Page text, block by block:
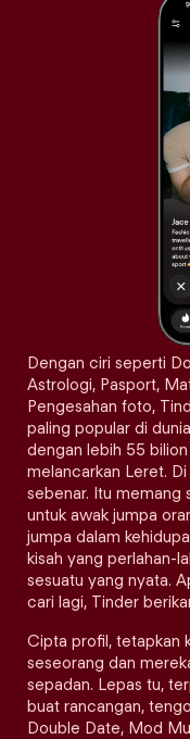
Dengan ciri seperti
Astrologi, Pasport,
Pengesahan foto,
paling popular di
dengan lebih 55
melancarkan Leret.
sebenar. Itu memang
untuk awak jumpa
jumpa dalam
kisah yang perlahan-
sesuatu yang nyata.
cari lagi, Tinder
Cipta profil, tetapkan
seseorang dan
sepadan. Lepas tu,
buat rancangan,
Double Date, Mod